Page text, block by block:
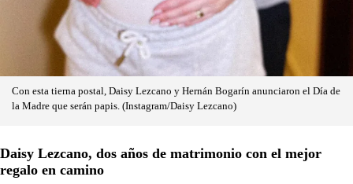
Con esta tierna postal, Daisy Lezcano y Hernán Bogarín anunciaron el Día de
la Madre que serán papis. (Instagram/Daisy Lezcano)
Daisy Lezcano, dos años de matrimonio con el mejor
regalo en camino